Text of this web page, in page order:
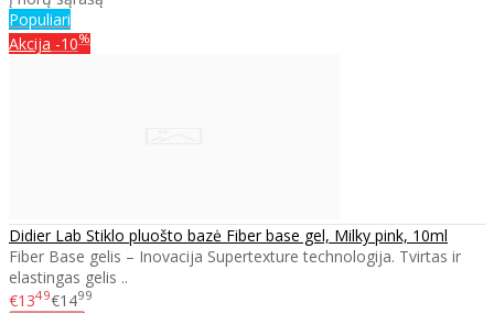
Populiari
Akcija -10%
Didier Lab Stiklo pluošto bazė Fiber base gel, Milky pink, 10ml
Fiber Base gelis – Inovacija Supertexture technologija. Tvirtas ir
elastingas gelis ..
€1349€1499